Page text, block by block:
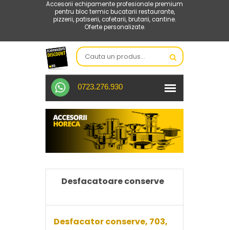
Accesorii echipamente profesionale premium
pentru bloc termic bucatarii restaurante,
pizzerii, patiserii, cofetarii, brutarii, cantine.
Oferte personalizate.
0723.276.930
Desfacatoare conserve
Desfacator conserve, 703,